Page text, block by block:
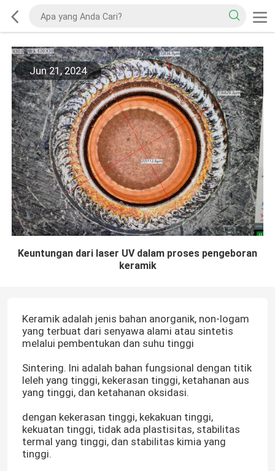
Jun 21, 2024
Keuntungan dari laser UV dalam proses pengeboran
keramik
Keramik adalah jenis bahan anorganik, non-logam
yang terbuat dari senyawa alami atau sintetis
melalui pembentukan dan suhu tinggi
Sintering. Ini adalah bahan fungsional dengan titik
leleh yang tinggi, kekerasan tinggi, ketahanan aus
yang tinggi, dan ketahanan oksidasi.
dengan kekerasan tinggi, kekakuan tinggi,
kekuatan tinggi, tidak ada plastisitas, stabilitas
termal yang tinggi, dan stabilitas kimia yang
tinggi.